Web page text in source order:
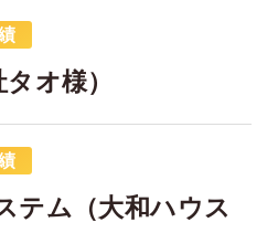
オ様）
テム（大和ハウス